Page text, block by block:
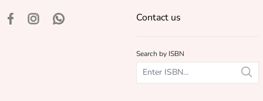
Contact us
Search by ISBN